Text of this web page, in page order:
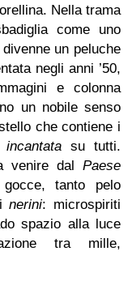
Nella trama
come uno
un peluche
negli anni ’50,
e colonna
un nobile senso
che contiene i
su tutti.
venire dal Paese
tanto pelo
inerini: microspiriti
spazio alla luce
tra mille,